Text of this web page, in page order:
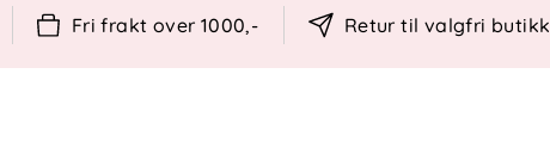
Fri frakt over 1000,- Retur til valgfri butikk